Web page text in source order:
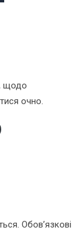
щодо
очно.
Обов’язкові